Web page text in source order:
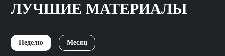
ЛУЧШИЕ МАТЕРИАЛЫ
Неделю Месяц